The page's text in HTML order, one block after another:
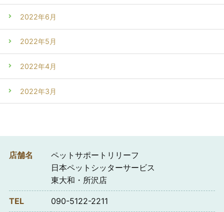
2022年6月
2022年5月
2022年4月
2022年3月
店舗名
ペットサポートリリーフ
日本ペットシッターサービス
東大和・所沢店
TEL 090-5122-2211